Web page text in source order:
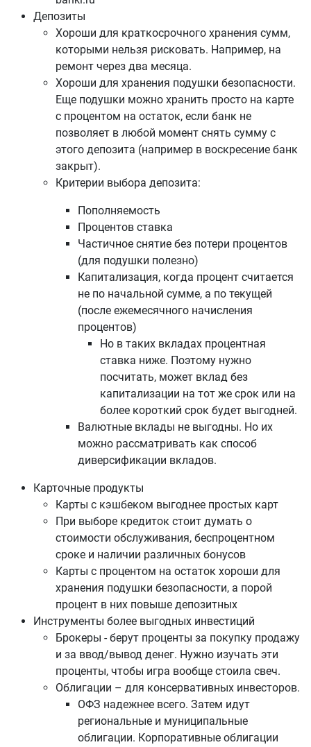
Депозиты
Хороши для краткосрочного хранения сумм,
которыми нельзя рисковать. Например, на
ремонт через два месяца.
Хороши для хранения подушки безопасности.
Еще подушки можно хранить просто на карте
с процентом на остаток, если банк не
позволяет в любой момент снять сумму с
этого депозита (например в воскресение банк
закрыт).
Критерии выбора депозита:
Пополняемость
Процентов ставка
Частичное снятие без потери процентов
(для подушки полезно)
Капитализация, когда процент считается
не по начальной сумме, а по текущей
(после ежемесячного начисления
процентов)
Но в таких вкладах процентная
ставка ниже. Поэтому нужно
посчитать, может вклад без
капитализации на тот же срок или на
более короткий срок будет выгодней.
Валютные вклады не выгодны. Но их
можно рассматривать как способ
диверсификации вкладов.
Карточные продукты
Карты с кэшбеком выгоднее простых карт
При выборе кредиток стоит думать о
стоимости обслуживания, беспроцентном
сроке и наличии различных бонусов
Карты с процентом на остаток хороши для
хранения подушки безопасности, а порой
процент в них повыше депозитных
Инструменты более выгодных инвестиций
Брокеры - берут проценты за покупку продажу
и за ввод/вывод денег. Нужно изучать эти
проценты, чтобы игра вообще стоила свеч.
Облигации – для консервативных инвесторов.
ОФЗ надежнее всего. Затем идут
региональные и муниципальные
облигации. Корпоративные облигации